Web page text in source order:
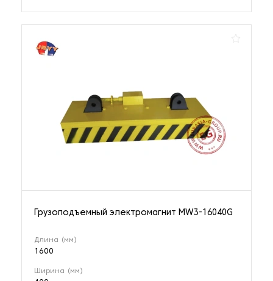
Грузоподъемный электромагнит MW3-16040G
Длина (мм)
1600
Ширина (мм)